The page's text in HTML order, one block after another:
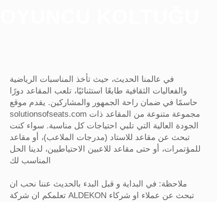
في عالمنا الحديث، حيث تأخذ المناسبات الرياضية
والفعاليات الثقافية طابعًا استثنائيًا، تلعب المقاعد دورًا
حاسمًا في ضمان راحة الجمهور والمشاركين. يقدم موقع
solutionsofseats.com مجموعة متنوعة من المقاعد ذات
الجودة العالية التي تلبي احتياجات كل مناسبة. سواء كنت
تبحث عن مقاعد للاستاد (مدرجات الملاعب)، أو مقاعد
للمؤتمرات، أو حتى مقاعد للاعبين الاحتياطيين، لدينا الحل
المناسب لك
ملاحظة: في البداية و قبل البدء بالحديث عننا نحب ان
تعلمكم ان شركة ALDEKON تبحث عن عملاء او شركاء